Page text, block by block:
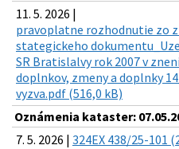
11. 5. 2026 |
pravoplatne rozhodnutie zo
stategickeho
SR Bratislalvy rok 2007 v
doplnkov, zmeny a doplnky
vyzva.pdf (516,0 kB)
Oznámenia kataster:
7. 5. 2026 | 324EX 438/25-101